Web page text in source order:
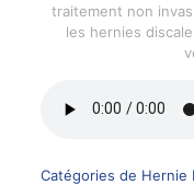
traitement non
les hernies
Catégories de Hernie